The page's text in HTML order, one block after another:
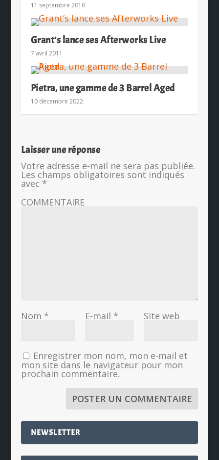
11 septembre 2010
Grant’s lance ses Afterworks Live
7 avril 2011
Pietra, une gamme de 3 Barrel Aged
10 décembre 2022
Laisser une réponse
Votre adresse e-mail ne sera pas publiée.
Les champs obligatoires sont indiqués
avec *
COMMENTAIRE
Nom * E-mail * Site web
Enregistrer mon nom, mon e-mail et
mon site dans le navigateur pour mon
prochain commentaire.
NEWSLETTER